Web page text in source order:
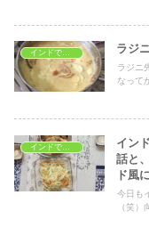
インドで料理教室 ラジ
ラジニ
なって
インドで料理教室
イン
話と
ド風
今日も
（笑）